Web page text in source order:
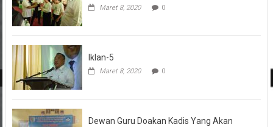
Maret 8, 2020 0
Iklan-5
Maret 8, 2020 0
Dewan Guru Doakan Kadis Yang Akan